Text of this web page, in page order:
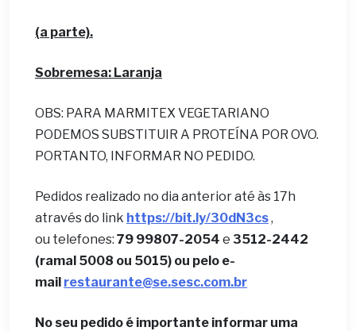
(a parte).
Sobremesa: Laranja
OBS: PARA MARMITEX VEGETARIANO
PODEMOS SUBSTITUIR A PROTEÍNA POR OVO.
PORTANTO, INFORMAR NO PEDIDO.
Pedidos realizado no dia anterior até às 17h
através do link https://bit.ly/30dN3cs,
ou telefones: 79 99807-2054 e 3512-2442
(ramal 5008 ou 5015) ou pelo e-
mail restaurante@se.sesc.com.br
No seu pedido é importante informar uma